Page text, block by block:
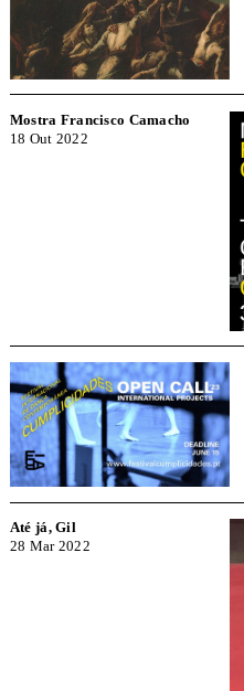
Mostra Francisco Camacho
18 Out 2022
Até já, Gil
28 Mar 2022